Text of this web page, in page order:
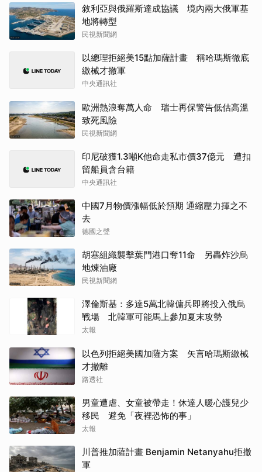
敘利亞與俄羅斯達成協議 境內兩大俄軍基
地將轉型
民視新聞網
以總理拒絕美15點加薩計畫 稱哈瑪斯徹底
繳械才撤軍
中央通訊社
歐洲熱浪奪萬人命 瑞士再保警告低估高溫
致死風險
民視新聞網
印尼破獲1.3噸K他命走私市價37億元 遭扣
留船員含台籍
中央通訊社
中國7月物價漲幅低於預期 通縮壓力揮之不
去
德國之聲
胡塞組織襲擊葉門港口奪11命 另轟炸沙烏
地煉油廠
民視新聞網
澤倫斯基：多達5萬北韓傭兵即將投入俄烏
戰場 北韓軍可能馬上參加夏末攻勢
太報
以色列拒絕美國加薩方案 矢言哈瑪斯繳械
才撤離
路透社
男童遭虐、女童被帶走！休達人暖心護兒少
移民 避免「夜裡恐怖的事」
太報
川普推加薩計畫 Benjamin Netanyahu拒撤
軍